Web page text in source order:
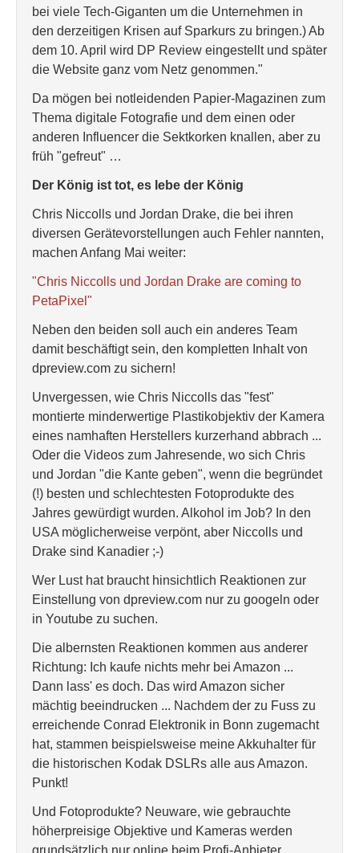
bei viele Tech-Giganten um die Unternehmen in
den derzeitigen Krisen auf Sparkurs zu bringen.) Ab
dem 10. April wird DP Review eingestellt und später
die Website ganz vom Netz genommen."
Da mögen bei notleidenden Papier-Magazinen zum
Thema digitale Fotografie und dem einen oder
anderen Influencer die Sektkorken knallen, aber zu
früh "gefreut" …
Der König ist tot, es lebe der König
Chris Niccolls und Jordan Drake, die bei ihren
diversen Gerätevorstellungen auch Fehler nannten,
machen Anfang Mai weiter:
"Chris Niccolls und Jordan Drake are coming to
PetaPixel"
Neben den beiden soll auch ein anderes Team
damit beschäftigt sein, den kompletten Inhalt von
dpreview.com zu sichern!
Unvergessen, wie Chris Niccolls das "fest"
montierte minderwertige Plastikobjektiv der Kamera
eines namhaften Herstellers kurzerhand abbrach ...
Oder die Videos zum Jahresende, wo sich Chris
und Jordan "die Kante geben", wenn die begründet
(!) besten und schlechtesten Fotoprodukte des
Jahres gewürdigt wurden. Alkohol im Job? In den
USA möglicherweise verpönt, aber Niccolls und
Drake sind Kanadier ;-)
Wer Lust hat braucht hinsichtlich Reaktionen zur
Einstellung von dpreview.com nur zu googeln oder
in Youtube zu suchen.
Die albernsten Reaktionen kommen aus anderer
Richtung: Ich kaufe nichts mehr bei Amazon ...
Dann lass' es doch. Das wird Amazon sicher
mächtig beeindrucken ... Nachdem der zu Fuss zu
erreichende Conrad Elektronik in Bonn zugemacht
hat, stammen beispielsweise meine Akkuhalter für
die historischen Kodak DSLRs alle aus Amazon.
Punkt!
Und Fotoprodukte? Neuware, wie gebrauchte
höherpreisige Objektive und Kameras werden
grundsätzlich nur online beim Profi-Anbieter